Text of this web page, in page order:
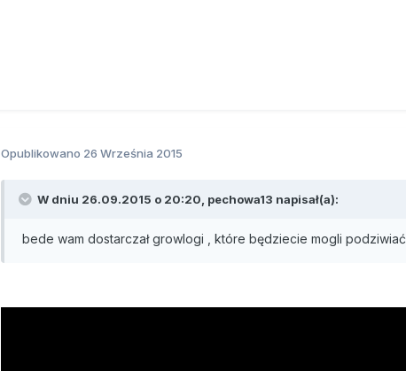
Opublikowano 26 Września 2015
W dniu 26.09.2015 o 20:20, pechowa13 napisał(a):
bede wam dostarczał growlogi , które będziecie mogli podziwiać